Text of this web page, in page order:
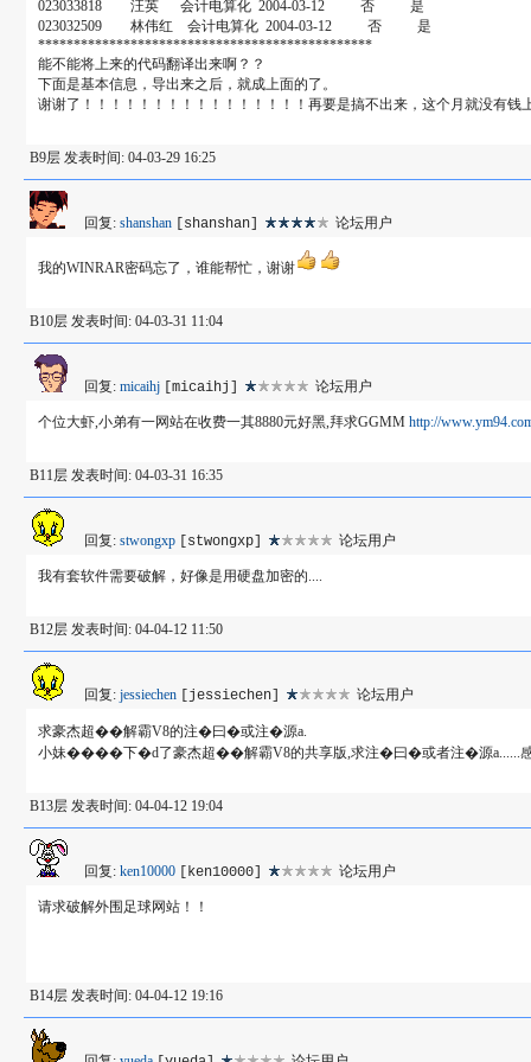
023033818 汪英 会计电算化 2004-03-12 否 是
023032509 林伟红 会计电算化 2004-03-12 否 是
***********************************************
能不能将上来的代码翻译出来啊？？
下面是基本信息，导出来之后，就成上面的了。
谢谢了！！！！！！！！！！！！！！！！再要是搞不出来，这个月就没有钱
B9层 发表时间: 04-03-29 16:25
回复: shanshan [shanshan] 论坛用户
我的WINRAR密码忘了，谁能帮忙，谢谢
B10层 发表时间: 04-03-31 11:04
回复: micaihj [micaihj] 论坛用户
个位大虾,小弟有一网站在收费一其8880元好黑,拜求GGMM http://
B11层 发表时间: 04-03-31 16:35
回复: stwongxp [stwongxp] 论坛用户
我有套软件需要破解，好像是用硬盘加密的....
B12层 发表时间: 04-04-12 11:50
回复: jessiechen [jessiechen] 论坛用户
求豪杰超��解霸V8的注�曰�或注�源a.
小妹����下�d了豪杰超��解霸V8的共享版,求注�曰�或者注�源a......
B13层 发表时间: 04-04-12 19:04
回复: ken10000 [ken10000] 论坛用户
请求破解外围足球网站！！
B14层 发表时间: 04-04-12 19:16